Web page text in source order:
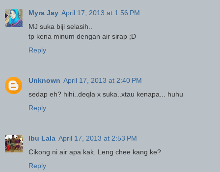
Myra Jay April 17, 2013 at 1:56 PM
MJ suka biji selasih..
tp kena minum dengan air sirap ;D
Reply
Unknown April 17, 2013 at 2:40 PM
sedap eh? hihi..deqla x suka..xtau kenapa... huhu
Reply
Ibu Lala April 17, 2013 at 2:53 PM
Cikong ni air apa kak. Leng chee kang ke?
Reply